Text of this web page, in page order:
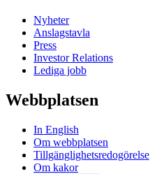
Nyheter
Anslagstavla
Press
Investor Relations
Lediga jobb
Webbplatsen
In English
Om webbplatsen
Tillgänglighetsredogörelse
Om kakor